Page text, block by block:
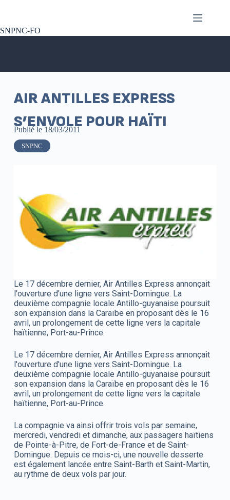
SNPNC-FO
AIR ANTILLES EXPRESS
S’ENVOLE POUR HAÏTI
Publié le 18/03/2011
SNPNC
Le 17 décembre dernier, Air Antilles Express annonçait
l'ouverture d'une ligne vers Saint-Domingue. La
deuxième compagnie locale Antillo-guyanaise poursuit
son expansion dans la Caraïbe en proposant dès le 16
avril, un prolongement de cette ligne vers la capitale
haïtienne, Port-au-Prince.
Le 17 décembre dernier, Air Antilles Express annonçait
l'ouverture d'une ligne vers Saint-Domingue. La
deuxième compagnie locale Antillo-guyanaise poursuit
son expansion dans la Caraïbe en proposant dès le 16
avril, un prolongement de cette ligne vers la capitale
haïtienne, Port-au-Prince.
La compagnie va ainsi offrir trois vols par semaine,
mercredi, vendredi et dimanche, aux passagers haïtiens
de Pointe-à-Pitre, de Fort-de-France et de Saint-
Domingue. Depuis ce mois-ci, une nouvelle desserte
est également lancée entre Saint-Barth et Saint-Martin,
au rythme de deux vols par jour.